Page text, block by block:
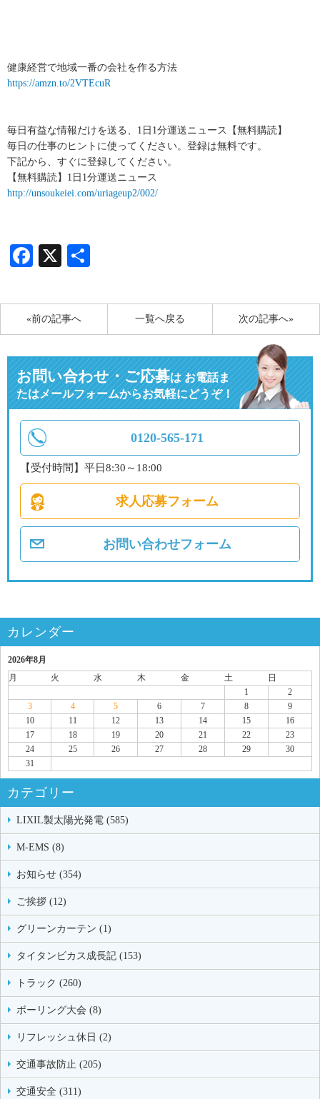
健康経営で地域一番の会社を作る方法
https://amzn.to/2VTEcuR
毎日有益な情報だけを送る、1日1分運送ニュース【無料購読】
毎日の仕事のヒントに使ってください。登録は無料です。
下記から、すぐに登録してください。
【無料購読】1日1分運送ニュース
http://unsoukeiei.com/uriageup2/002/
Facebook
X
«前の記事へ 次の記事へ»
一覧へ戻る
お問い合わせ・ご応募はお電話ま
たはメールフォームからお気軽にどうぞ！
0120-565-171
【受付時間】平日8:30～18:00
求人応募フォーム
お問い合わせフォーム
カレンダー
2026年8月
月
火 水 木 金 土
日
1
2
3
4 5 6 7 8
9
10
11 12 13 14 15
16
17
18 19 20 21 22
23
24
25 26 27 28 29
30
31
カテゴリー
LIXIL製太陽光発電 (585)
M-EMS (8)
お知らせ (354)
ご挨拶 (12)
グリーンカーテン (1)
タイタンビカス成長記 (153)
トラック (260)
ボーリング大会 (8)
リフレッシュ休日 (2)
交通事故防止 (205)
交通安全 (311)